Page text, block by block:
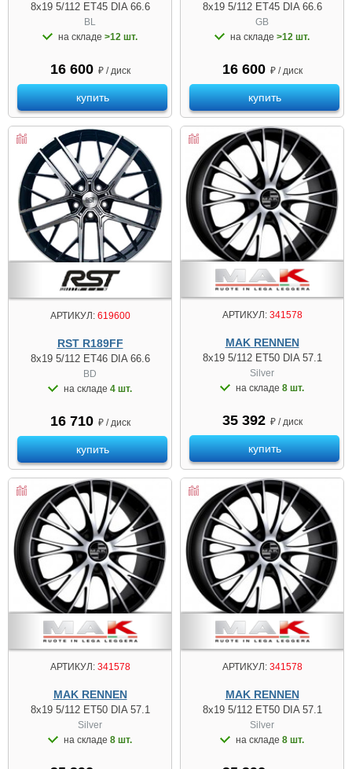
8x19 5/112 ET45 DIA 66.6
BL
на складе >12 шт.
16 600 ₽ / диск
купить
8x19 5/112 ET45 DIA 66.6
GB
на складе >12 шт.
16 600 ₽ / диск
купить
АРТИКУЛ:619600
RST R189FF
8x19 5/112 ET46 DIA 66.6
BD
на складе 4 шт.
16 710 ₽ / диск
купить
АРТИКУЛ:341578
MAK RENNEN
8x19 5/112 ET50 DIA 57.1
Silver
на складе 8 шт.
35 392 ₽ / диск
купить
АРТИКУЛ:341578
MAK RENNEN
8x19 5/112 ET50 DIA 57.1
Silver
на складе 8 шт.
АРТИКУЛ:341578
MAK RENNEN
8x19 5/112 ET50 DIA 57.1
Silver
на складе 8 шт.